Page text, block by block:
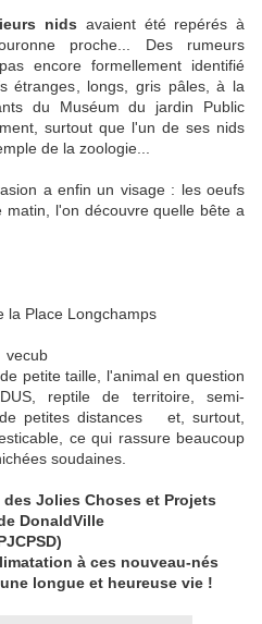
nids avaient été repérés à
proche... Des rumeurs
encore formellement identifié
étranges, longs, gris pâles, à la
du Muséum du jardin Public
surtout que l'un de ses nids
de la zoologie...
a enfin un visage : les oeufs
l'on découvre quelle bête a
la Place Longchamps
petite taille, l'animal en question
reptile de territoire, semi-
petites distances et, surtout,
ce qui rassure beaucoup
soudaines.
Jolies Choses et Projets
DonaldVille
à ces nouveau-nés
longue et heureuse vie !